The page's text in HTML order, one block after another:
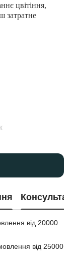
цвітіння,
затратне
від 20000
від 25000